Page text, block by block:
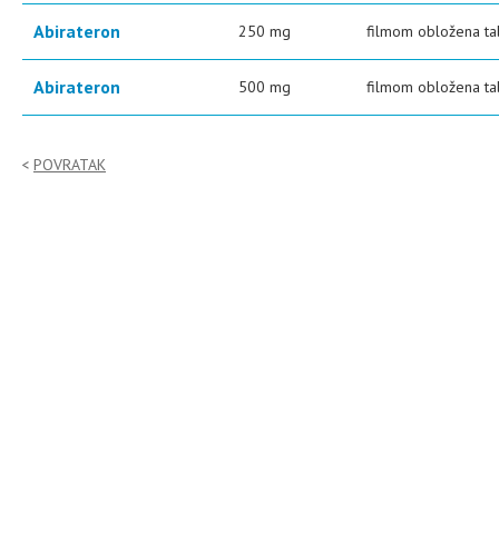
Abirateron 250 mg filmom obložena
Abirateron 500 mg filmom obložena
POVRATAK